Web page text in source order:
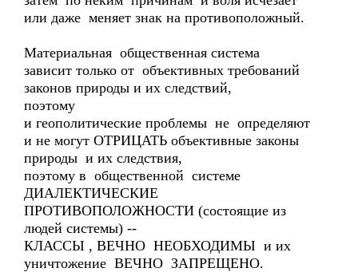
или даже меняет знак на противоположный.
Материальная общественная система
зависит только от объективных требований
законов природы и их следствий,
поэтому
и геополитические проблемы не определяют
и не могут ОТРИЦАТЬ объективные законы
природы и их следствия,
поэтому в общественной системе
ДИАЛЕКТИЧЕСКИЕ
ПРОТИВОПОЛОЖНОСТИ (состоящие из
людей системы) --
КЛАССЫ , ВЕЧНО НЕОБХОДИМЫ и их
уничтожение ВЕЧНО ЗАПРЕЩЕНО.